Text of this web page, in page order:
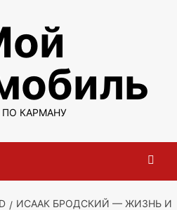
ПО КАРМАНУ
ИСААК БРОДСКИЙ — ЖИЗНЬ И